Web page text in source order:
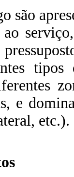
são
ao
e
etc.).